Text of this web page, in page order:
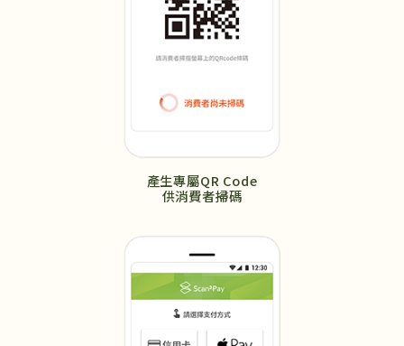
產生專屬QR Code
供消費者掃碼